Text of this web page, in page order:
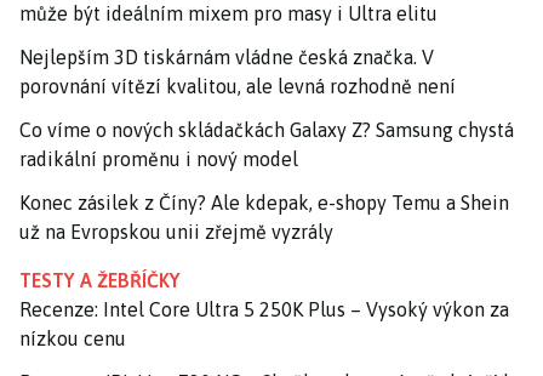
může být ideálním mixem pro masy i Ultra elitu
Nejlepším 3D tiskárnám vládne česká značka. V
porovnání vítězí kvalitou, ale levná rozhodně není
Co víme o nových skládačkách Galaxy Z? Samsung chystá
radikální proměnu i nový model
Konec zásilek z Číny? Ale kdepak, e-shopy Temu a Shein
už na Evropskou unii zřejmě vyzrály
TESTY A ŽEBŘÍČKY
Recenze: Intel Core Ultra 5 250K Plus – Vysoký výkon za
nízkou cenu